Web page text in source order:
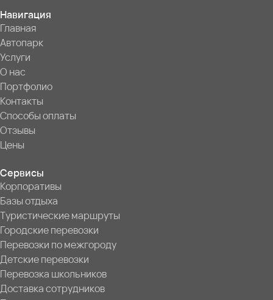
Навигация
Главная
Автопарк
Услуги
О нас
Портфолио
Контакты
Способы оплаты
Отзывы
Цены
Сервисы
Корпоративы
Базы отдыха
Туристические маршруты
Городские перевозки
Перевозки по межгороду
Детские перевозки
Перевозка школьников
Доставка сотрудников